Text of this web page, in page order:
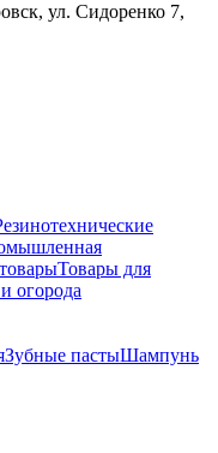
ул. Сидоренко 7,
Товары для
огорода
Зубные пастыШампунь